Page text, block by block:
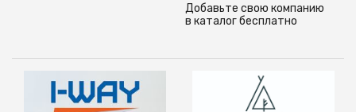
Добавьте свою компанию
в каталог бесплатно